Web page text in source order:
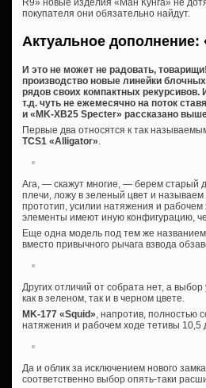
покупателя они обязательно найдут.
Актуальное
И это не может не радовать,
производство новые линейки
рядов своих компактных
т.д. чуть не ежемесячно на поток
и «MK-XB25 Specter» рассказано
Первые два относятся к так
TCS1 «Alligator»
Ага, — скажут многие, — берем старый
плечи, ложу в зеленый цвет и
прототип, усилии натяжения и
элементы имеют иную конфигурацию,
Еще одна модель под тем же
вместо привычного рычага взвода
Других отличий от собрата нет, а
как в зеленом, так и в черном цвете.
MK-177 «Squid» , напротив,
натяжения и рабочем ходе тетивы 10,5
Да и облик за исключением нового
соответственно выбор опять-таки